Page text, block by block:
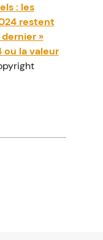
: les
restent
»
ou la valeur